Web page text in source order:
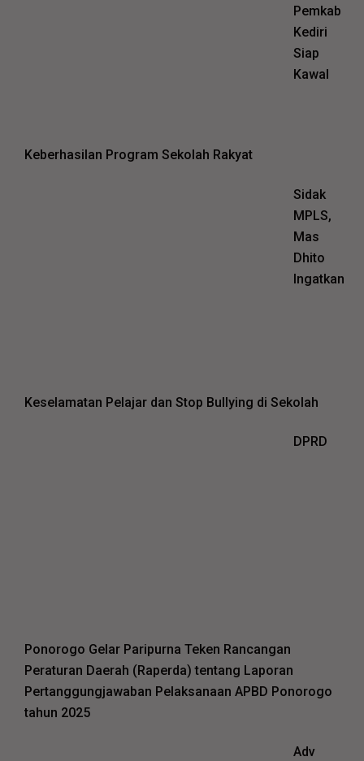
Pemkab
Kediri
Siap
Kawal
Keberhasilan Program Sekolah Rakyat
Sidak
MPLS,
Mas
Dhito
Ingatkan
Keselamatan Pelajar dan Stop Bullying di Sekolah
DPRD
Ponorogo Gelar Paripurna Teken Rancangan
Peraturan Daerah (Raperda) tentang Laporan
Pertanggungjawaban Pelaksanaan APBD Ponorogo
tahun 2025
Adv